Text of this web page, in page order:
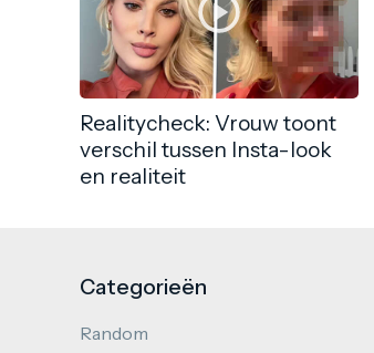
Realitycheck: Vrouw toont
verschil tussen Insta-look
en realiteit
Categorieën
Random